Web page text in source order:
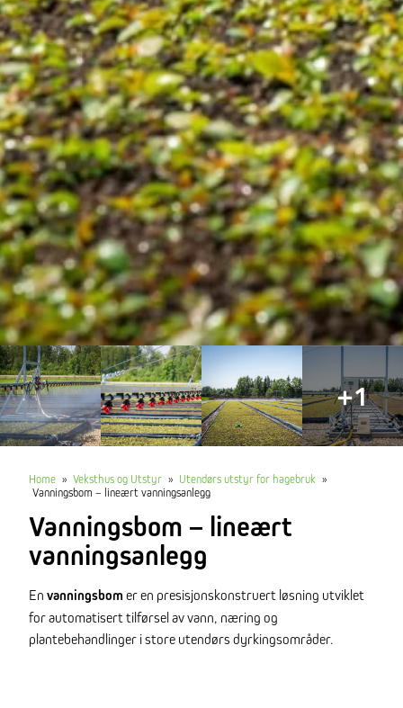
Home » Veksthus og Utstyr » Utendørs utstyr for hagebruk »
Vanningsbom – lineært vanningsanlegg
Vanningsbom – lineært
vanningsanlegg
En vanningsbom er en presisjonskonstruert løsning utviklet
for automatisert tilførsel av vann, næring og
plantebehandlinger i store utendørs dyrkingsområder.
+1